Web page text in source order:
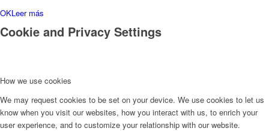
OKLeer más
Cookie and Privacy Settings
How we use cookies
We may request cookies to be set on your device. We use cookies to let us
know when you visit our websites, how you interact with us, to enrich your
user experience, and to customize your relationship with our website.